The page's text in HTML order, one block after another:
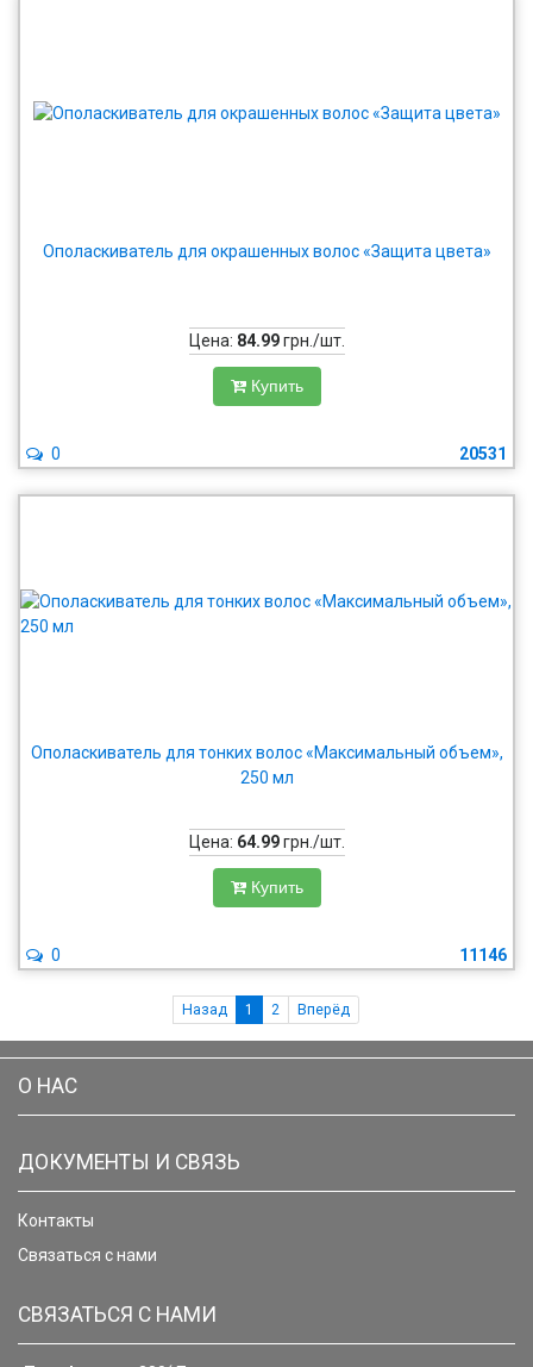
Ополаскиватель для окрашенных волос «Защита цвета»
Цена: 84.99грн./шт.
Купить
20531
0
Ополаскиватель для тонких волос «Максимальный объем»,
250 мл
Цена: 64.99грн./шт.
Купить
11146
0
Назад 1 2 Вперёд
О НАС
ДОКУМЕНТЫ И СВЯЗЬ
Контакты
Связаться с нами
СВЯЗАТЬСЯ С НАМИ